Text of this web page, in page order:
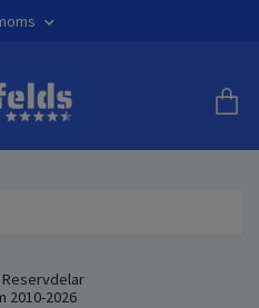
Reservdelar
2010-2026